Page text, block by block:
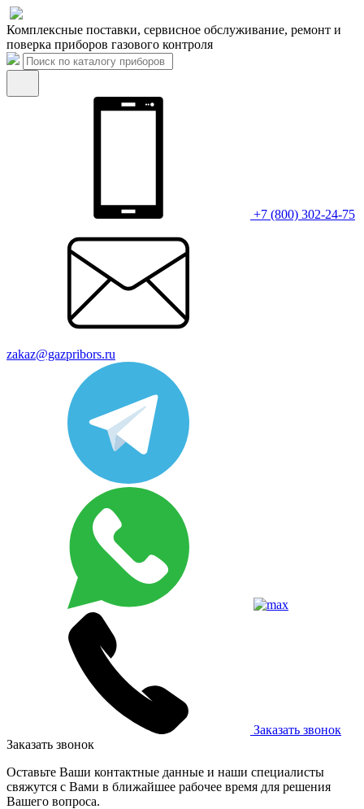
Комплексные поставки, сервисное обслуживание, ремонт и
поверка приборов газового контроля
+7 (800) 302-24-75
zakaz@gazpribors.ru
Заказать звонок
Заказать звонок
Оставьте Ваши контактные данные и наши специалисты
свяжутся с Вами в ближайшее рабочее время для решения
Вашего вопроса.